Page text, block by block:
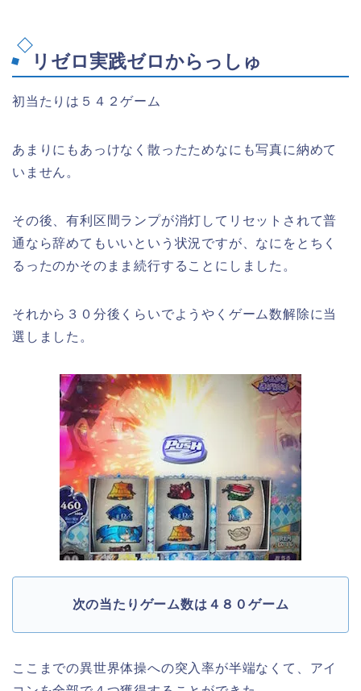
リゼロ実践ゼロからっしゅ
初当たりは５４２ゲーム
あまりにもあっけなく散ったためなにも写真に納めて
いません。
その後、有利区間ランプが消灯してリセットされて普
通なら辞めてもいいという状況ですが、なにをとちく
るったのかそのまま続行することにしました。
それから３０分後くらいでようやくゲーム数解除に当
選しました。
次の当たりゲーム数は４８０ゲーム
ここまでの異世界体操への突入率が半端なくて、アイ